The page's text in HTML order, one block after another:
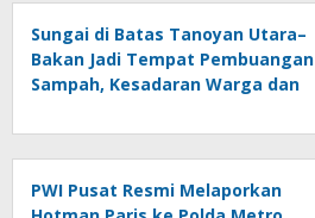
Sungai di Batas Tanoyan Utara–
Bakan Jadi Tempat Pembuangan
Sampah, Kesadaran Warga dan
Dipertanyakan
PWI Pusat Resmi Melaporkan